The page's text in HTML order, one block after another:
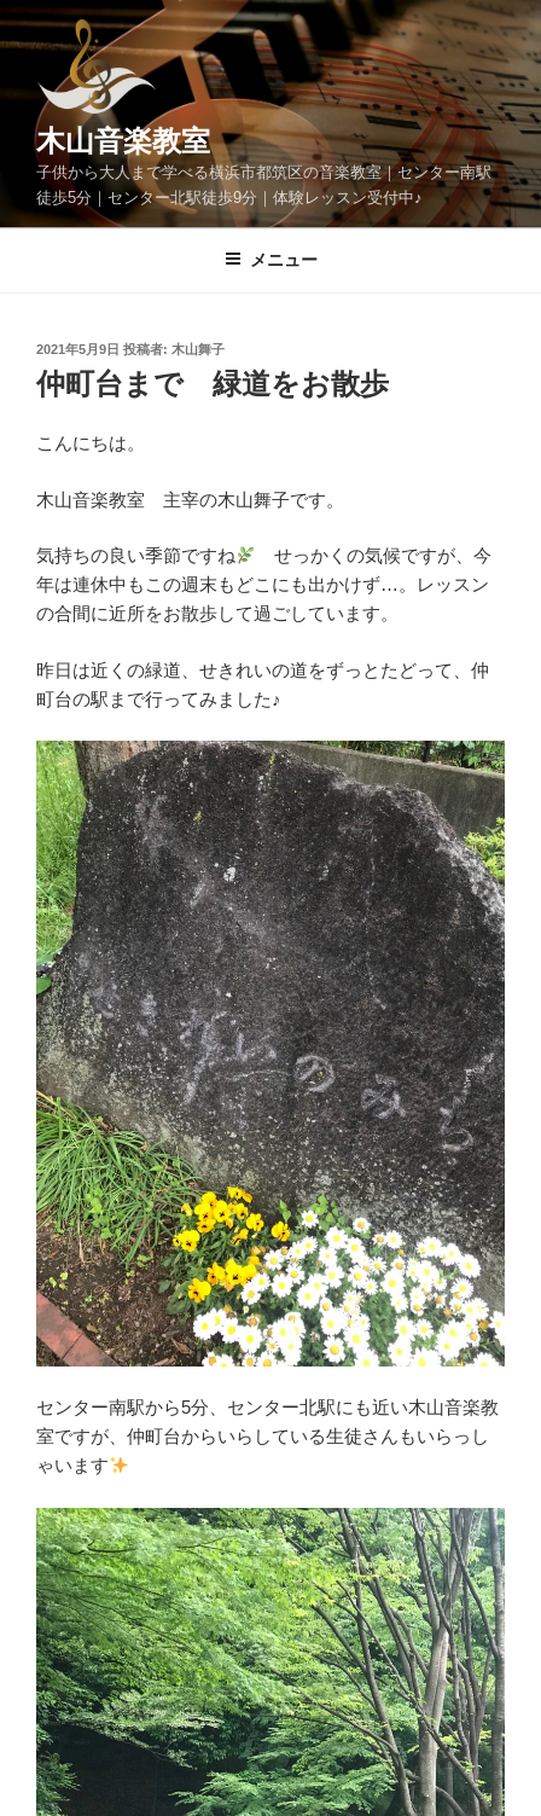
ン
ン
キ
木山音楽教室
子供から大人まで学べる横浜市都筑区の音楽教室｜センター南駅
徒歩5分｜センター北駅徒歩9分｜体験レッスン受付中♪
メニュー
投
稿
日:
2021年5月9日 投稿者: 木山舞子
仲町台まで 緑道をお散歩
こんにちは。
木山音楽教室 主宰の木山舞子です。
気持ちの良い季節ですね
せっかくの気候ですが、今
年は連休中もこの週末もどこにも出かけず…。レッスン
の合間に近所をお散歩して過ごしています。
昨日は近くの緑道、せきれいの道をずっとたどって、仲
町台の駅まで行ってみました♪
センター南駅から5分、センター北駅にも近い木山音楽教
室ですが、仲町台からいらしている生徒さんもいらっし
ゃいます